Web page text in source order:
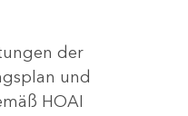
der
und
HOAI